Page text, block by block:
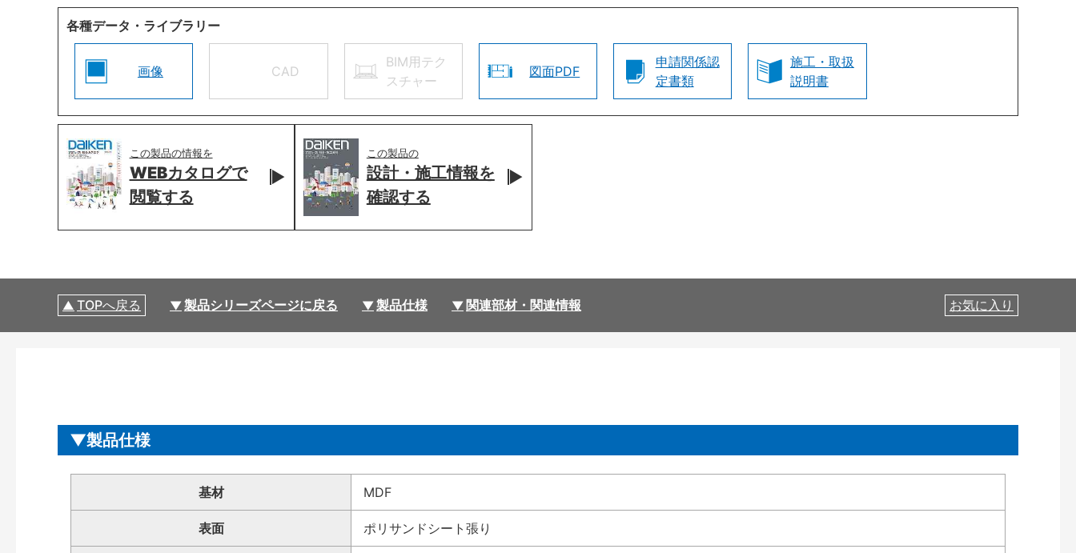
各種データ・ライブラリー
画像 CAD
BIM用テク
スチャー
図面PDF
申請関係認
定書類
施工・取扱
説明書
この製品の情報を
WEBカタログで
閲覧する
この製品の
設計・施工情報を
確認する
TOPへ戻る 製品シリーズページに戻る 製品仕様 関連部材・関連情報 お気に入り
製品仕様
基材 MDF
表面 ポリサンドシート張り